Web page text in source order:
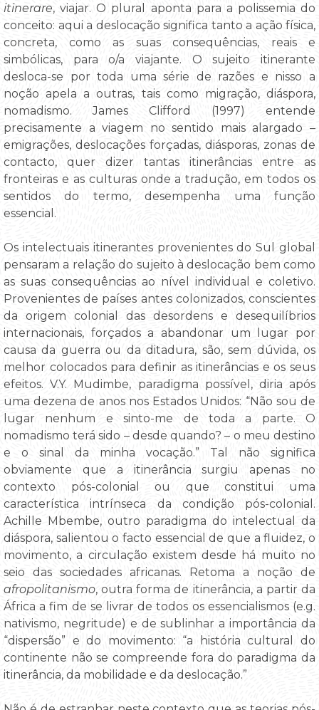
itinerare, viajar. O plural aponta para a polissemia do
conceito: aqui a deslocação significa tanto a ação física,
concreta, como as suas consequências, reais e
simbólicas, para o/a viajante. O sujeito itinerante
desloca-se por toda uma série de razões e nisso a
noção apela a outras, tais como migração, diáspora,
nomadismo. James Clifford (1997) entende
precisamente a viagem no sentido mais alargado –
emigrações, deslocações forçadas, diásporas, zonas de
contacto, quer dizer tantas itinerâncias entre as
fronteiras e as culturas onde a tradução, em todos os
sentidos do termo, desempenha uma função
essencial.
Os intelectuais itinerantes provenientes do Sul global
pensaram a relação do sujeito à deslocação bem como
as suas consequências ao nível individual e coletivo.
Provenientes de países antes colonizados, conscientes
da origem colonial das desordens e desequilíbrios
internacionais, forçados a abandonar um lugar por
causa da guerra ou da ditadura, são, sem dúvida, os
melhor colocados para definir as itinerâncias e os seus
efeitos. V.Y. Mudimbe, paradigma possível, diria após
uma dezena de anos nos Estados Unidos: “Não sou de
lugar nenhum e sinto-me de toda a parte. O
nomadismo terá sido – desde quando? – o meu destino
e o sinal da minha vocação.” Tal não significa
obviamente que a itinerância surgiu apenas no
contexto pós-colonial ou que constitui uma
característica intrínseca da condição pós-colonial.
Achille Mbembe, outro paradigma do intelectual da
diáspora, salientou o facto essencial de que a fluidez, o
movimento, a circulação existem desde há muito no
seio das sociedades africanas. Retoma a noção de
afropolitanismo, outra forma de itinerância, a partir da
África a fim de se livrar de todos os essencialismos (e.g.
nativismo, negritude) e de sublinhar a importância da
“dispersão” e do movimento: “a história cultural do
continente não se compreende fora do paradigma da
itinerância, da mobilidade e da deslocação.”